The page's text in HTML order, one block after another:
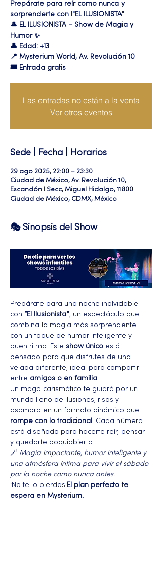
Prepárate para reír como nunca y
sorprenderte con l"EL ILUSIONISTA"
🎩 EL ILUSIONISTA – Show de Magia y
Humor ✨
👤 Edad: +13
📍 Mysterium World, Av. Revolución 10
🎟️ Entrada gratis
Las entradas no están a la venta
Ver otros eventos
Sede | Fecha | Horarios
29 ago 2025, 22:00 – 23:30
Ciudad de México, Av. Revolución 10,
Escandón I Secc, Miguel Hidalgo, 11800
Ciudad de México, CDMX, México
🎭 Sinopsis del Show
Prepárate para una noche inolvidable
con “El Ilusionista”, un espectáculo que
combina la magia más sorprendente
con un toque de humor inteligente y
buen ritmo. Este show único está
pensado para que disfrutes de una
velada diferente, ideal para compartir
entre amigos o en familia.
Un mago carismático te guiará por un
mundo lleno de ilusiones, risas y
asombro en un formato dinámico que
rompe con lo tradicional . Cada número
está diseñado para hacerte reír, pensar
y quedarte boquiabierto.
🪄 Magia impactante, humor inteligente y
una atmósfera íntima para vivir el sábado
por la noche como nunca antes.
¡No te lo pierdas!El plan perfecto te
espera en Mysterium.